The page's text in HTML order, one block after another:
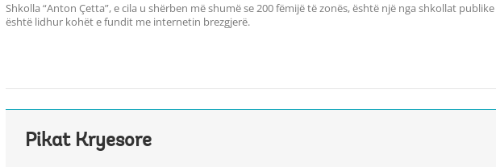
Shkolla “Anton Çetta”, e cila u shërben më shumë se 200 fëmijë të zonës, është një nga shkollat
është lidhur kohët e fundit me internetin brezgjerë.
Pikat Kryesore